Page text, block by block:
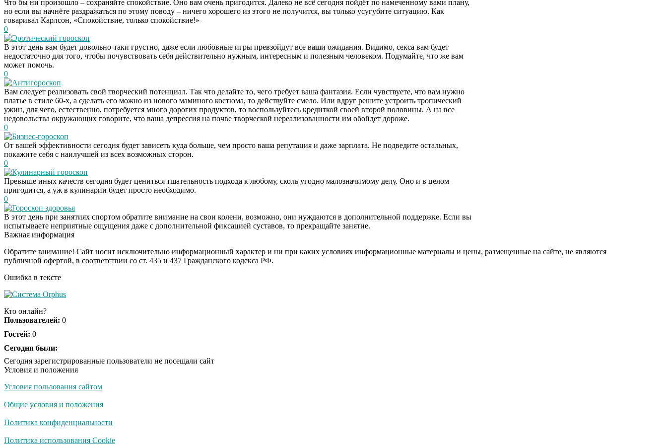
Что бы ни произошло – сохраняйте спокойствие. Оно вам очень пригодится. Далеко не всё сегодня пойдёт по намеченному вами плану,
но если вы начнёте раздражаться по этому поводу – ничего хорошего из этого не получится, вы только усугубите ситуацию. Как
говаривал Карлсон, «Спокойствие, только спокойствие!»
0
Эротический гороскоп
В этот день вам будет довольно-таки грустно, даже если любовные игры превзойдут все ваши ожидания. Видимо, секса вам будет
недостаточно для того, чтобы почувствовать себя действительно нужным, интересным и полезным человеком. Подумайте, что же вам
может помочь.
0
Антигороскоп
Вам следует реализовать свой творческий потенциал. Так что делайте то, чего требует ваша фантазия. Если чувствуете, что вам нужно
платье в стиле 60-х, а сделать его можно из нового маминого костюма, то действуйте смело. Или вдруг решите устроить тропический
ужин, для чего, естественно, потребуется много дорогих продуктов, то воспользуйтесь кредиткой своей второй половины. А на все
недовольства окружающих говорите, что ваша депрессия на почве творческой нереализованности им обойдет дороже.
0
Бизнес-гороскоп
От вашей эффективности сегодня будет зависеть куда больше, чем просто ваша репутация и даже зарплата. Не подведите остальных,
покажите себя с наилучшей из всех возможных сторон.
0
Кулинарный гороскоп
Превыше иных качеств сегодня будет цениться тщательность подхода к любому, сколь угодно малозначимому делу. Оно и в целом
пригодится, а уж в кулинарии будет просто необходимо.
0
Гороскоп здоровья
В этот день при занятиях спортом обратите внимание на свои колени, возможно, они нуждаются в дополнительной поддержке. Если вы
испытываете неприятные ощущения даже с дополнительной фиксацией суставов, то прекращайте занятие.
Важная информация
Обратите внимание! Сайт носит исключительно информационный характер и ни при каких условиях информационные материалы и цены, размещенные на сайте, не являются
публичной офертой, в соответствии со ст. 435 и 437 Гражданского кодекса РФ.
Ошибка в тексте
Кто онлайн?
Пользователей: 0
Гостей: 0
Сегодня были:
Сегодня зарегистрированные пользователи не посещали сайт
Условия и положения
Условия пользования сайтом
Общие условия и положения
Политика конфиденциальности
Политика использования Cookie